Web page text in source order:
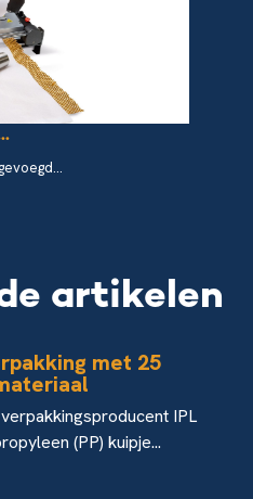
artikelen
met 25
IPL
(PP) kuipje...